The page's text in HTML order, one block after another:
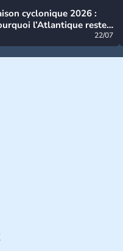
cyclonique 2026 :
l’Atlantique reste
22/07